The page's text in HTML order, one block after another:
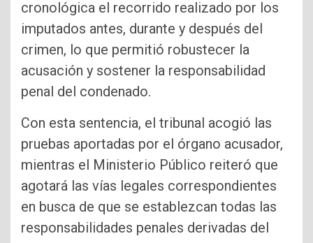
cronológica el recorrido realizado por los
imputados antes, durante y después del
crimen, lo que permitió robustecer la
acusación y sostener la responsabilidad
penal del condenado.
Con esta sentencia, el tribunal acogió las
pruebas aportadas por el órgano acusador,
mientras el Ministerio Público reiteró que
agotará las vías legales correspondientes
en busca de que se establezcan todas las
responsabilidades penales derivadas del